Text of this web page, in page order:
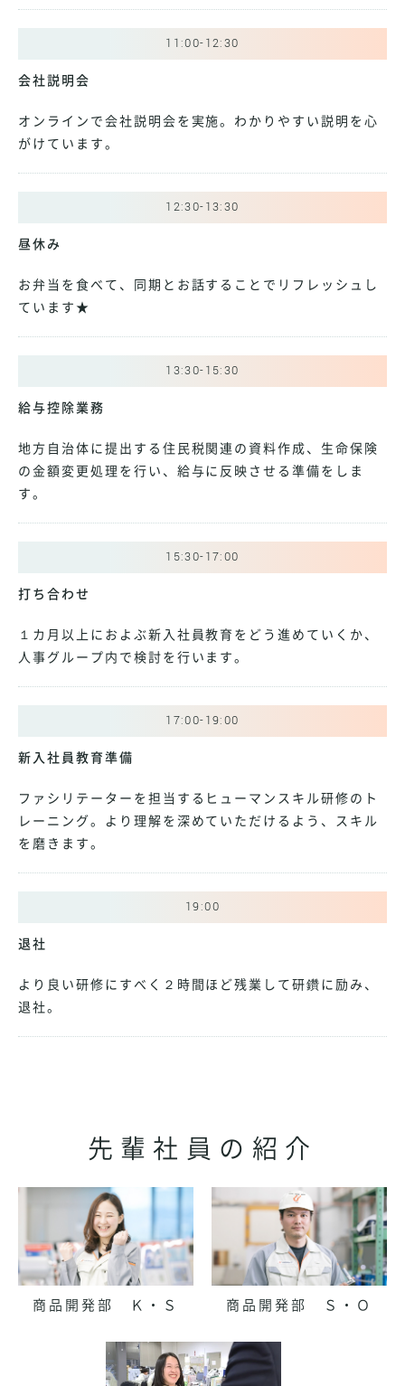
11:00-12:30
会社説明会
オンラインで会社説明会を実施。わかりやすい説明を心
がけています。
12:30-13:30
昼休み
お弁当を食べて、同期とお話することでリフレッシュし
ています★
13:30-15:30
給与控除業務
地方自治体に提出する住民税関連の資料作成、生命保険
の金額変更処理を行い、給与に反映させる準備をしま
す。
15:30-17:00
打ち合わせ
１カ月以上におよぶ新入社員教育をどう進めていくか、
人事グループ内で検討を行います。
17:00-19:00
新入社員教育準備
ファシリテーターを担当するヒューマンスキル研修のト
レーニング。より理解を深めていただけるよう、スキル
を磨きます。
19:00
退社
より良い研修にすべく２時間ほど残業して研鑽に励み、
退社。
先輩社員の紹介
商品開発部 Ｋ・Ｓ 商品開発部 Ｓ・Ｏ